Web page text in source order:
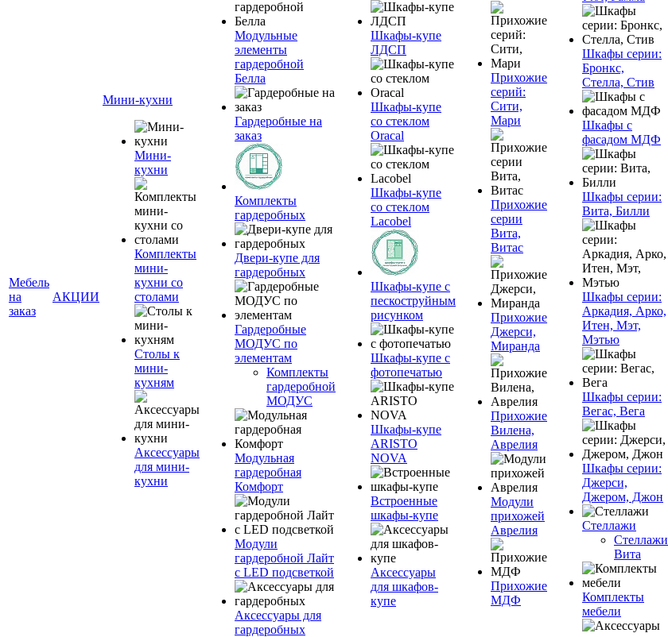
Мебель
на
заказ
АКЦИИ
Мини-кухни
Мини-
кухни
Комплекты
мини-
кухни со
столами
Столы к
мини-
кухням
Аксессуары
для мини-
кухни
Модульные
элементы
гардеробной
Белла
Гардеробные на
заказ
Комплекты
гардеробных
Двери-купе для
гардеробных
Гардеробные
МОДУС по
элементам
Комплекты
гардеробной
МОДУС
Модульная
гардеробная
Комфорт
Модули
гардеробной Лайт
с LED подсветкой
Аксессуары для
гардеробных
Шкафы-купе
ЛДСП
Шкафы-купе
со стеклом
Oracal
Шкафы-купе
со стеклом
Lacobel
Шкафы-купе с
пескоструйным
рисунком
Шкафы-купе с
фотопечатью
Шкафы-купе
ARISTO
NOVA
Встроенные
шкафы-купе
Аксессуары
для шкафов-
купе
Прихожие
серий:
Сити,
Мари
Прихожие
серии
Вита,
Витас
Прихожие
Джерси,
Миранда
Прихожие
Вилена,
Аврелия
Модули
прихожей
Аврелия
Прихожие
МДФ
Шкафы серии:
Бронкс,
Стелла, Стив
Шкафы с
фасадом МДФ
Шкафы серии:
Вита, Билли
Шкафы серии:
Аркадия, Арко,
Итен, Мэт,
Мэтью
Шкафы серии:
Вегас, Вега
Шкафы серии:
Джерси,
Джером, Джон
Стеллажи
Стеллажи
Вита
Комплекты
мебели